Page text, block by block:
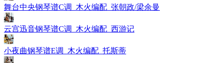
舞台中央钢琴谱C调_木火编配_张朝政/梁余曼
云宫迅音钢琴谱C调_木火编配_西游记
小夜曲钢琴谱E调_木火编配_托斯蒂